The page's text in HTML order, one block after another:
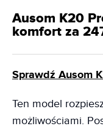
Ausom K20
komfort za
Sprawdź Ausom
Ten model
możliwościami.